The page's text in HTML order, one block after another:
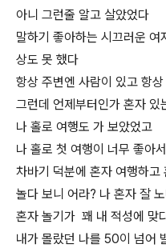
아니 그런줄 알고 살았었다
말하기 좋아하는 시끄러운
상도 못 했다
항상 주변엔 사람이 있고 항
그런데 언제부터인가 혼자 있
나 홀로 여행도 가 보았었고
나 홀로 첫 여행이 너무 좋아
차바기 덕분에 혼자 여행하
놀다 보니 어라? 나 혼자 잘
혼자 놀기가 꽤 내 적성에 맞
내가 몰랐던 나를 50이 넘어